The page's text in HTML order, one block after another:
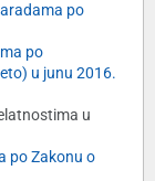
po
po
u junu 2016.
u
po Zakonu o